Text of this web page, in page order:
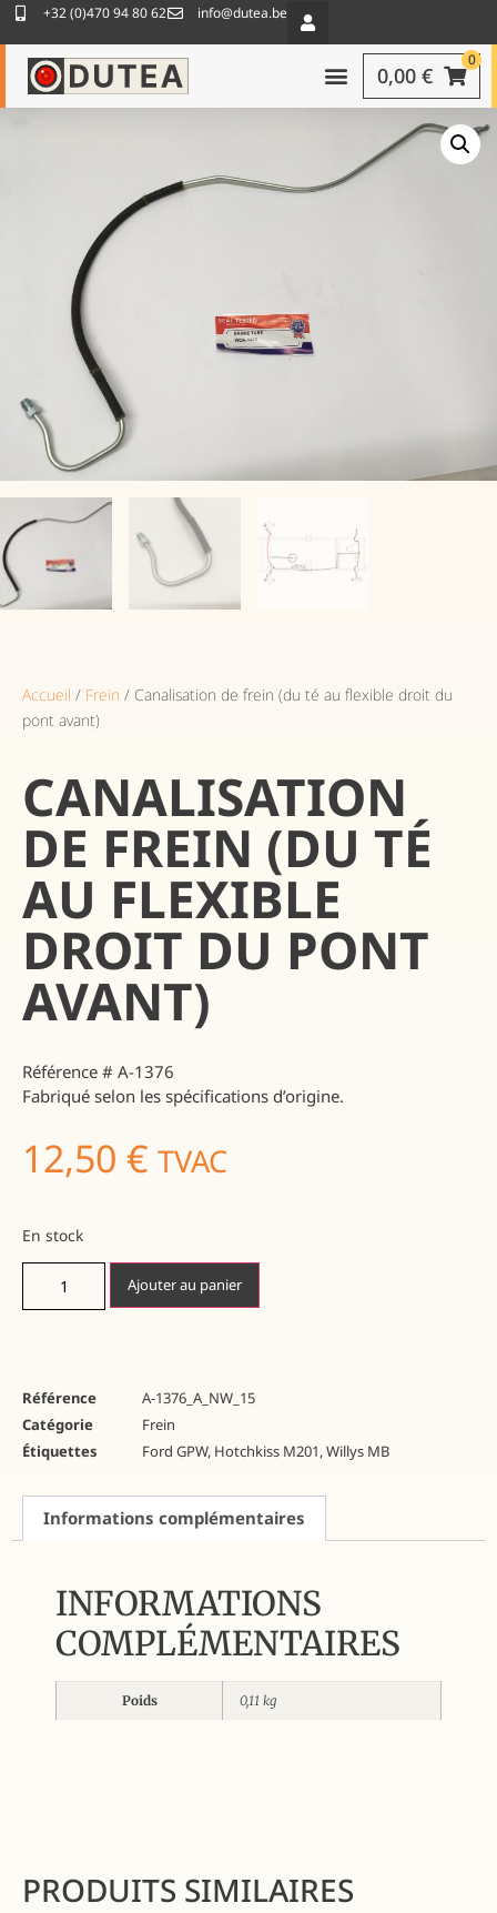
+32 (0)470 94 80 62 info@dutea.be
0
0,00 €
Accueil / Frein / Canalisation de frein (du té au flexible droit du
pont avant)
CANALISATION
DE FREIN (DU TÉ
AU FLEXIBLE
DROIT DU PONT
AVANT)
Référence # A-1376
Fabriqué selon les spécifications d’origine.
12,50 € TVAC
En stock
Ajouter au panier
Référence
A-1376_A_NW_15
Catégorie
Frein
Étiquettes
Ford GPW, Hotchkiss M201,Willys MB
Informations complémentaires
INFORMATIONS
COMPLÉMENTAIRES
Poids 0,11 kg
PRODUITS SIMILAIRES